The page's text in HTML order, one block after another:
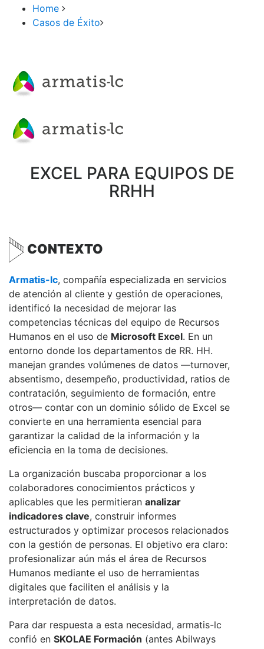
Home
Casos de Éxito
EXCEL PARA EQUIPOS DE
RRHH
CONTEXTO
Armatis-lc, compañía especializada en servicios
de atención al cliente y gestión de operaciones,
identificó la necesidad de mejorar las
competencias técnicas del equipo de Recursos
Humanos en el uso de Microsoft Excel. En un
entorno donde los departamentos de RR. HH.
manejan grandes volúmenes de datos —turnover,
absentismo, desempeño, productividad, ratios de
contratación, seguimiento de formación, entre
otros— contar con un dominio sólido de Excel se
convierte en una herramienta esencial para
garantizar la calidad de la información y la
eficiencia en la toma de decisiones.
La organización buscaba proporcionar a los
colaboradores conocimientos prácticos y
aplicables que les permitieran analizar
indicadores clave, construir informes
estructurados y optimizar procesos relacionados
con la gestión de personas. El objetivo era claro:
profesionalizar aún más el área de Recursos
Humanos mediante el uso de herramientas
digitales que faciliten el análisis y la
interpretación de datos.
Para dar respuesta a esta necesidad, armatis-lc
confió en SKOLAE Formación (antes Abilways